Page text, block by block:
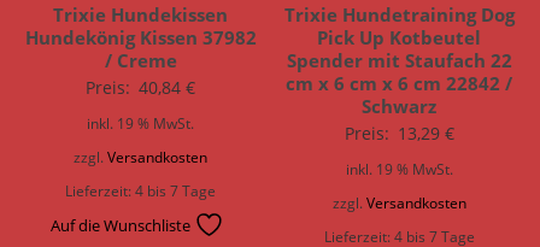
Trixie Hundekissen
Hundekönig Kissen 37982
/ Creme
Preis: 40,84€
inkl. 19 % MwSt.
zzgl.Versandkosten
Lieferzeit:4 bis 7 Tage
Auf die Wunschliste
Trixie Hundetraining Dog
Pick Up Kotbeutel
Spender mit Staufach 22
cm x 6 cm x 6 cm 22842 /
Schwarz
Preis: 13,29 €
inkl. 19 % MwSt.
zzgl. Versandkosten
Lieferzeit:4 bis 7 Tage